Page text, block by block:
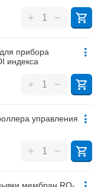
+ −
прибора
индекса
+ −
управления
+ −